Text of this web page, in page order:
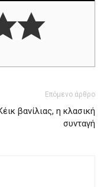
Επόμενο άρθρο
βανίλιας, η κλασική
συνταγή